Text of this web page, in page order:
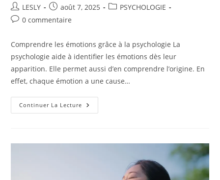
Auteur/autrice
de
LESLY
Publication
publiée :
août 7, 2025
PostPSYCHOLOGIE
Commentaires
la
publication :
0 commentaire
Comprendre les émotions grâce à la psychologie La
psychologie aide à identifier les émotions dès leur
apparition. Elle permet aussi d’en comprendre l’origine. En
effet, chaque émotion a une cause…
Continuer La Lecture Comment
La
La